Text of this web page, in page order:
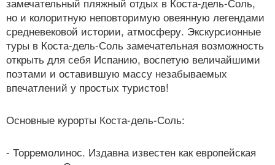
но и колоритную неповторимую овеянную легендами
средневековой истории, атмосферу. Экскурсионные
туры в Коста-дель-Соль замечательная возможность
открыть для себя Испанию, воспетую величайшими
поэтами и оставившую массу незабываемых
впечатлений у простых туристов!
Основные курорты Коста-дель-Соль:
- Торремолинос. Издавна известен как европейская